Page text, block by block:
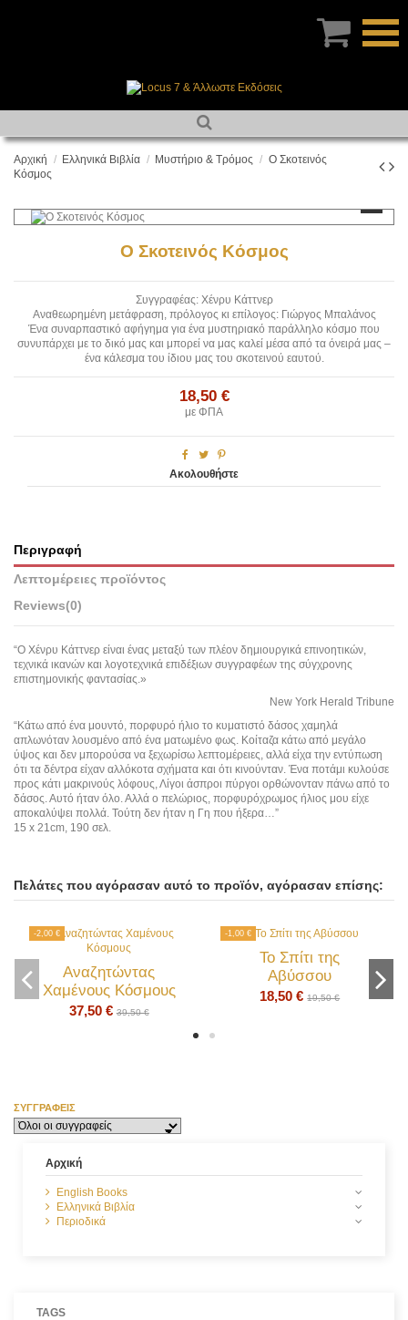
Αρχική Ελληνικά Βιβλία Μυστήριο & Τρόμος
Ο Σκοτεινός
Κόσμος
Ο Σκοτεινός Κόσμος
Συγγραφέας: Χένρυ Κάττνερ
Αναθεωρημένη μετάφραση, πρόλογος κι επίλογος: Γιώργος Μπαλάνος
Ένα συναρπαστικό αφήγημα για ένα μυστηριακό παράλληλο κόσμο που
συνυπάρχει με το δικό μας και μπορεί να μας καλεί μέσα από τα όνειρά μας –
ένα κάλεσμα του ίδιου μας του σκοτεινού εαυτού.
18,50 €
με ΦΠΑ
Ακολουθήστε
Περιγραφή
Λεπτομέρειες προϊόντος
Reviews(0)
“Ο Χένρυ Κάττνερ είναι ένας μεταξύ των πλέον δημιουργικά επινοητικών,
τεχνικά ικανών και λογοτεχνικά επιδέξιων συγγραφέων της σύγχρονης
επιστημονικής φαντασίας.»
New York Herald Tribune
“Κάτω από ένα μουντό, πορφυρό ήλιο το κυματιστό δάσος χαμηλά
απλωνόταν λουσμένο από ένα ματωμένο φως. Κοίταζα κάτω από μεγάλο
ύψος και δεν μπορούσα να ξεχωρίσω λεπτομέρειες, αλλά είχα την εντύπωση
ότι τα δέντρα είχαν αλλόκοτα σχήματα και ότι κινούνταν. Ένα ποτάμι κυλούσε
προς κάτι μακρινούς λόφους, Λίγοι άσπροι πύργοι ορθώνονταν πάνω από το
δάσος. Αυτό ήταν όλο. Αλλά ο πελώριος, πορφυρόχρωμος ήλιος μου είχε
αποκαλύψει πολλά. Τούτη δεν ήταν η Γη που ήξερα…”
15 x 21cm, 190 σελ.
Πελάτες που αγόρασαν αυτό το προϊόν, αγόρασαν επίσης:
-2,00 €
Αναζητώντας
Χαμένους Κόσμους
37,50 €39,50 €
-1,00 €
Το Σπίτι της
Αβύσσου
18,50 €19,50 €
18,50 €
ΣΥΓΓΡΑΦΕΊΣ
Αρχική
English Books
Ελληνικά Βιβλία
Περιοδικά
TAGS
